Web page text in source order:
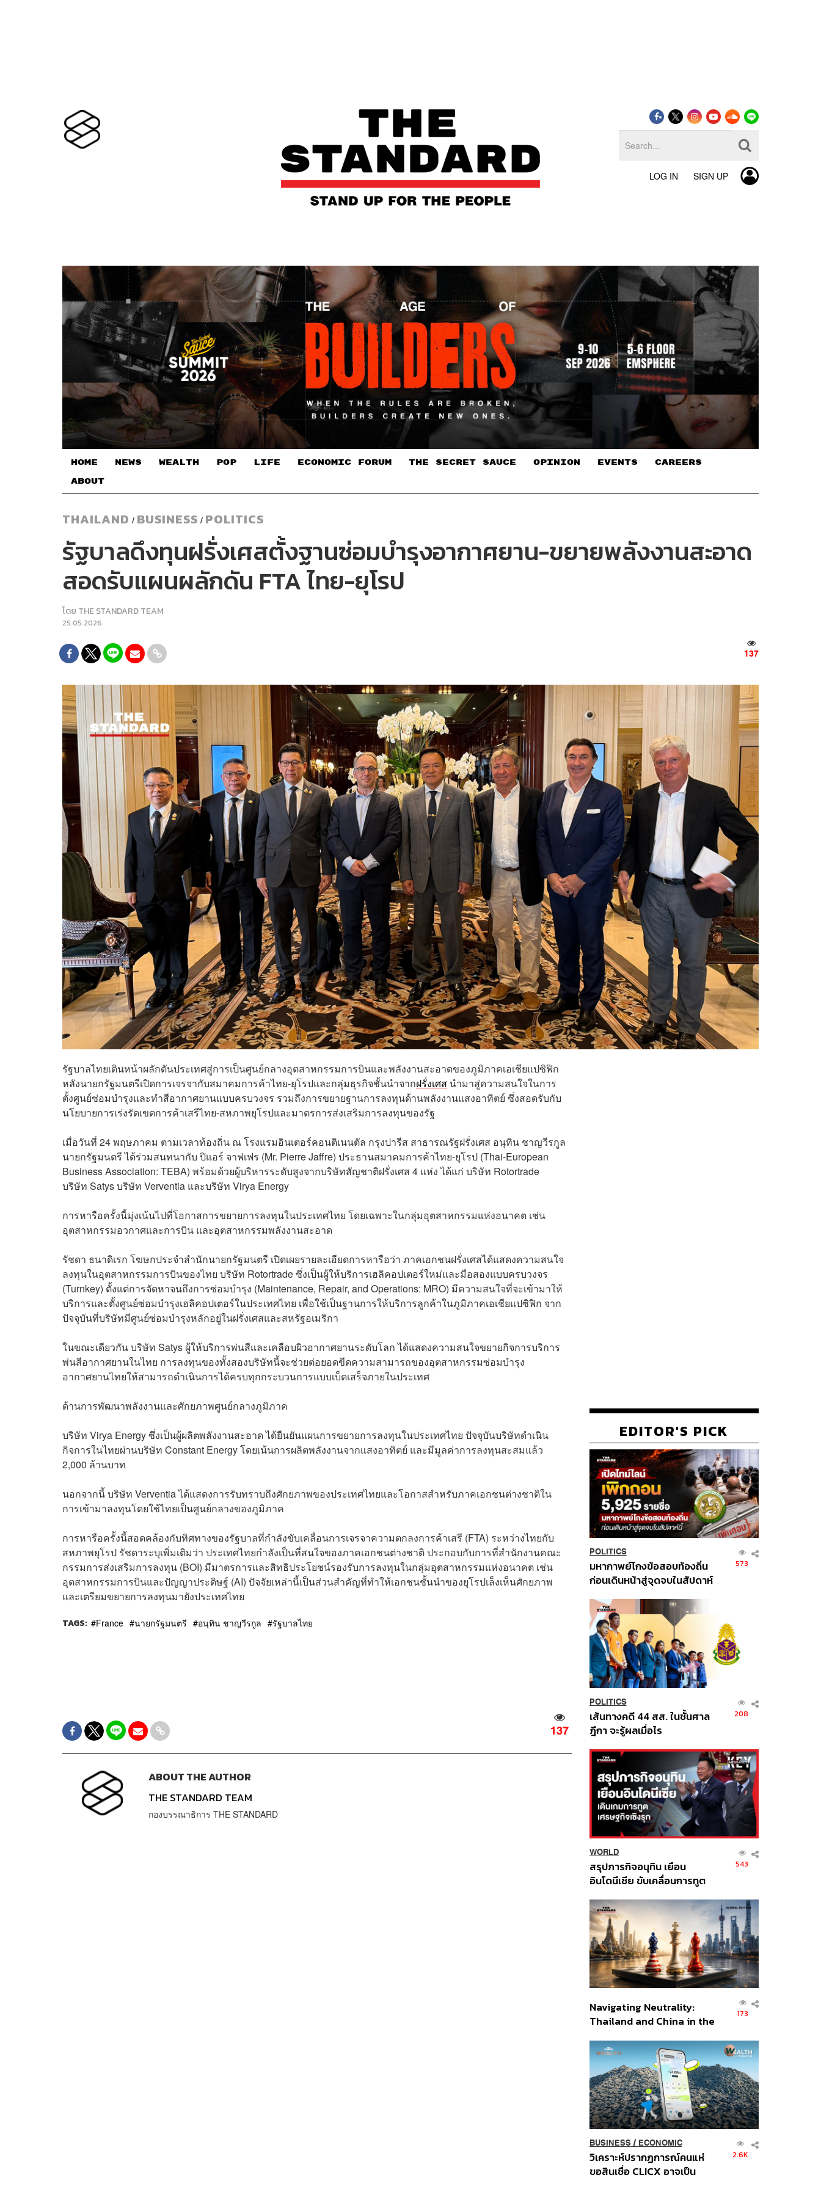
LOG IN SIGN UP
HOME NEWS WEALTH POP LIFE ECONOMIC FORUM THE SECRET SAUCE​ OPINION EVENTS CAREERS
ABOUT
THAILAND / BUSINESS / POLITICS
รัฐบาลดึงทุนฝรั่งเศสตั้งฐานซ่อมบำรุงอากาศยาน-ขยายพลังงานสะอาด
สอดรับแผนผลักดัน FTA ไทย-ยุโรป
โดย THE STANDARD TEAM
25.05.2026
137
รัฐบาลไทยเดินหน้าผลักดันประเทศสู่การเป็นศูนย์กลางอุตสาหกรรมการบินและพลังงานสะอาดของภูมิภาคเอเชียแปซิฟิก
หลังนายกรัฐมนตรีเปิดการเจรจากับสมาคมการค้าไทย-ยุโรปและกลุ่มธุรกิจชั้นนำจากฝรั่งเศส นำมาสู่ความสนใจในการ
ตั้งศูนย์ซ่อมบำรุงและทำสีอากาศยานแบบครบวงจร รวมถึงการขยายฐานการลงทุนด้านพลังงานแสงอาทิตย์ ซึ่งสอดรับกับ
นโยบายการเร่งรัดเขตการค้าเสรีไทย-สหภาพยุโรปและมาตรการส่งเสริมการลงทุนของรัฐ
เมื่อวันที่ 24 พฤษภาคม ตามเวลาท้องถิ่น ณ โรงแรมอินเตอร์คอนติเนนตัล กรุงปารีส สาธารณรัฐฝรั่งเศส อนุทิน ชาญวีรกูล
นายกรัฐมนตรี ได้ร่วมสนทนากับ ปิแอร์ จาฟเฟร (Mr. Pierre Jaffre) ประธานสมาคมการค้าไทย-ยุโรป (Thai-European
Business Association: TEBA) พร้อมด้วยผู้บริหารระดับสูงจากบริษัทสัญชาติฝรั่งเศส 4 แห่ง ได้แก่ บริษัท Rotortrade
บริษัท Satys บริษัท Verventia และบริษัท Virya Energy
การหารือครั้งนี้มุ่งเน้นไปที่โอกาสการขยายการลงทุนในประเทศไทย โดยเฉพาะในกลุ่มอุตสาหกรรมแห่งอนาคต เช่น
อุตสาหกรรมอวกาศและการบิน และอุตสาหกรรมพลังงานสะอาด
รัชดา ธนาดิเรก โฆษกประจำสำนักนายกรัฐมนตรี เปิดเผยรายละเอียดการหารือว่า ภาคเอกชนฝรั่งเศสได้แสดงความสนใจ
ลงทุนในอุตสาหกรรมการบินของไทย บริษัท Rotortrade ซึ่งเป็นผู้ให้บริการเฮลิคอปเตอร์ใหม่และมือสองแบบครบวงจร
(Turnkey) ตั้งแต่การจัดหาจนถึงการซ่อมบำรุง (Maintenance, Repair, and Operations: MRO) มีความสนใจที่จะเข้ามาให้
บริการและตั้งศูนย์ซ่อมบำรุงเฮลิคอปเตอร์ในประเทศไทย เพื่อใช้เป็นฐานการให้บริการลูกค้าในภูมิภาคเอเชียแปซิฟิก จาก
ปัจจุบันที่บริษัทมีศูนย์ซ่อมบำรุงหลักอยู่ในฝรั่งเศสและสหรัฐอเมริกา
ในขณะเดียวกัน บริษัท Satys ผู้ให้บริการพ่นสีและเคลือบผิวอากาศยานระดับโลก ได้แสดงความสนใจขยายกิจการบริการ
พ่นสีอากาศยานในไทย การลงทุนของทั้งสองบริษัทนี้จะช่วยต่อยอดขีดความสามารถของอุตสาหกรรมซ่อมบำรุง
อากาศยานไทยให้สามารถดำเนินการได้ครบทุกกระบวนการแบบเบ็ดเสร็จภายในประเทศ
ด้านการพัฒนาพลังงานและศักยภาพศูนย์กลางภูมิภาค
บริษัท Virya Energy ซึ่งเป็นผู้ผลิตพลังงานสะอาด ได้ยืนยันแผนการขยายการลงทุนในประเทศไทย ปัจจุบันบริษัทดำเนิน
กิจการในไทยผ่านบริษัท Constant Energy โดยเน้นการผลิตพลังงานจากแสงอาทิตย์ และมีมูลค่าการลงทุนสะสมแล้ว
2,000 ล้านบาท
นอกจากนี้ บริษัท Verventia ได้แสดงการรับทราบถึงศักยภาพของประเทศไทยและโอกาสสำหรับภาคเอกชนต่างชาติใน
การเข้ามาลงทุนโดยใช้ไทยเป็นศูนย์กลางของภูมิภาค
การหารือครั้งนี้สอดคล้องกับทิศทางของรัฐบาลที่กำลังขับเคลื่อนการเจรจาความตกลงการค้าเสรี (FTA) ระหว่างไทยกับ
สหภาพยุโรป รัชดาระบุเพิ่มเติมว่า ประเทศไทยกำลังเป็นที่สนใจของภาคเอกชนต่างชาติ ประกอบกับการที่สำนักงานคณะ
กรรมการส่งเสริมการลงทุน (BOI) มีมาตรการและสิทธิประโยชน์รองรับการลงทุนในกลุ่มอุตสาหกรรมแห่งอนาคต เช่น
อุตสาหกรรมการบินและปัญญาประดิษฐ์ (AI) ปัจจัยเหล่านี้เป็นส่วนสำคัญที่ทำให้เอกชนชั้นนำของยุโรปเล็งเห็นศักยภาพ
และเตรียมขยายการลงทุนมายังประเทศไทย
TAGS: France นายกรัฐมนตรี อนุทิน ชาญวีรกูล รัฐบาลไทย
137
ABOUT THE AUTHOR
THE STANDARD TEAM
กองบรรณาธิการ THE STANDARD
EDITOR'S PICK
POLITICS
มหากาพย์โกงข้อสอบท้องถิ่น
ก่อนเดินหน้าสู่จุดจบในสัปดาห์
573
POLITICS
เส้นทางคดี 44 สส. ในชั้นศาล
ฎีกา จะรู้ผลเมื่อไร
208
WORLD
สรุปภารกิจอนุทิน เยือน
อินโดนีเซีย ขับเคลื่อนการทูต
ส่วนยุทธศาสตร์ไทย –
อินโดนีเซีย
543
Navigating Neutrality:
Thailand and China in the
Order
173
BUSINESS/ ECONOMIC
วิเคราะห์ปรากฏการณ์คนแห่
ขอสินเชื่อ CLICX อาจเป็น
2.6K